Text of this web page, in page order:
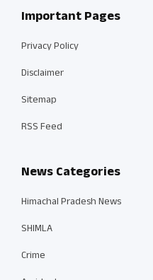
Important Pages
Privacy Policy
Disclaimer
Sitemap
RSS Feed
News Categories
Himachal Pradesh News
SHIMLA
Crime